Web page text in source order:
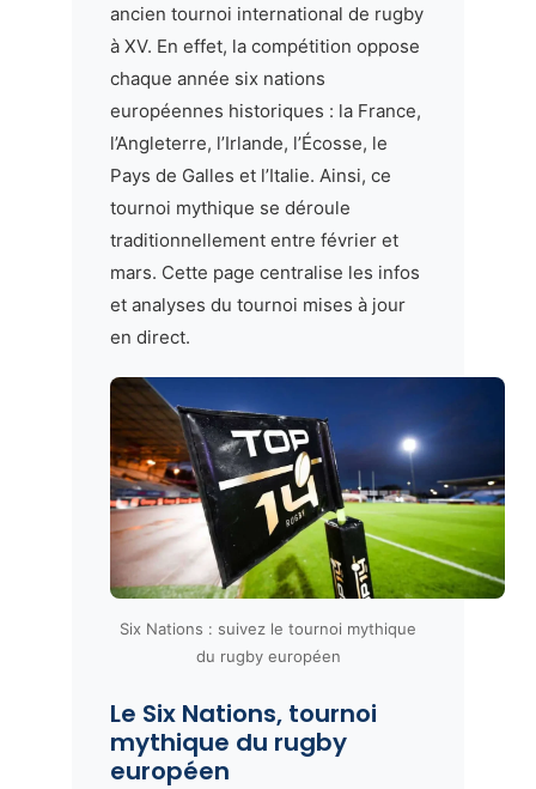
ancien tournoi international de rugby
à XV. En effet, la compétition oppose
chaque année six nations
européennes historiques : la France,
l’Angleterre, l’Irlande, l’Écosse, le
Pays de Galles et l’Italie. Ainsi, ce
tournoi mythique se déroule
traditionnellement entre février et
mars. Cette page centralise les infos
et analyses du tournoi mises à jour
en direct.
Six Nations : suivez le tournoi mythique
du rugby européen
Le Six Nations, tournoi
mythique du rugby
européen